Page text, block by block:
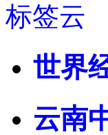
标签云
世界
云南